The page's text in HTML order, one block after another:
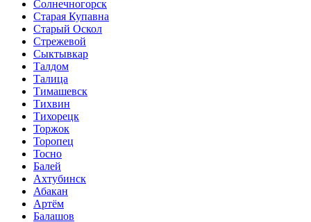
Солнечногорск
Старая Купавна
Старый Оскол
Стрежевой
Сыктывкар
Талдом
Талица
Тимашевск
Тихвин
Тихорецк
Торжок
Торопец
Тосно
Балей
Ахтубинск
Абакан
Артём
Балашов